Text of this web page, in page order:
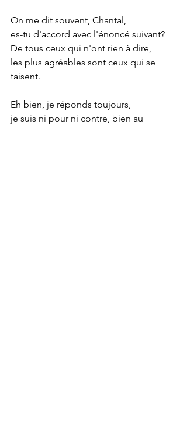
On me dit souvent, Chantal,
es-tu d'accord avec l'énoncé suivant?
De tous ceux qui n'ont rien à dire,
les plus agréables sont ceux qui se
taisent.
Eh bien, je réponds toujours,
je suis ni pour ni contre, bien au